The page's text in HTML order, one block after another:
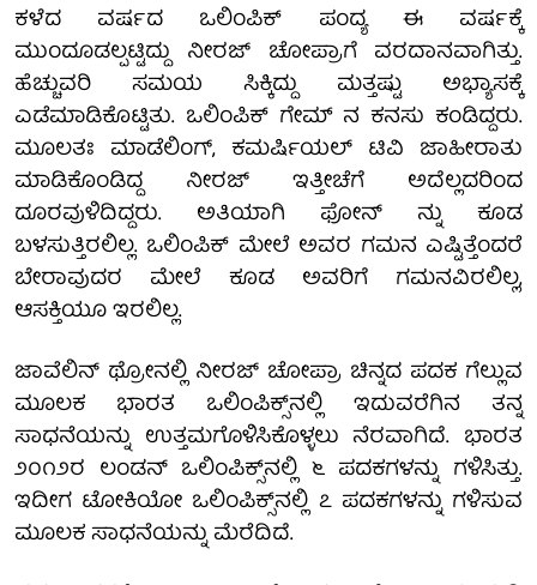
ಕಳೆದ ವರ್ಷದ ಒಲಿಂಪಿಕ್ ಪಂದ್ಯ ಈ ವರ್ಷಕ್ಕೆ
ಮುಂದೂಡಲ್ಪಟ್ಟಿದ್ದು ನೀರಜ್ ಚೋಪ್ರಾಗೆ ವರದಾನವಾಗಿತ್ತು.
ಹೆಚ್ಚುವರಿ ಸಮಯ ಸಿಕ್ಕಿದ್ದು ಮತ್ತಷ್ಟು ಅಭ್ಯಾಸಕ್ಕೆ
ಎಡೆಮಾಡಿಕೊಟ್ಟಿತು. ಒಲಿಂಪಿಕ್ ಗೇಮ್ ನ ಕನಸು ಕಂಡಿದ್ದರು.
ಮೂಲತಃ ಮಾಡೆಲಿಂಗ್, ಕಮರ್ಷಿಯಲ್ ಟಿವಿ ಜಾಹೀರಾತು
ಮಾಡಿಕೊಂಡಿದ್ದ ನೀರಜ್ ಇತ್ತೀಚೆಗೆ ಅದೆಲ್ಲದರಿಂದ
ದೂರವುಳಿದಿದ್ದರು. ಅತಿಯಾಗಿ ಫೋನ್ ನ್ನು ಕೂಡ
ಬಳಸುತ್ತಿರಲಿಲ್ಲ. ಒಲಿಂಪಿಕ್ ಮೇಲೆ ಅವರ ಗಮನ ಎಷ್ಟಿತ್ತೆಂದರೆ
ಬೇರಾವುದರ ಮೇಲೆ ಕೂಡ ಅವರಿಗೆ ಗಮನವಿರಲಿಲ್ಲ,
ಆಸಕ್ತಿಯೂ ಇರಲಿಲ್ಲ.
ಜಾವೆಲಿನ್ ಥ್ರೋನಲ್ಲಿ ನೀರಜ್ ಚೋಪ್ರಾ ಚಿನ್ನದ ಪದಕ ಗೆಲ್ಲುವ
ಮೂಲಕ ಭಾರತ ಒಲಿಂಪಿಕ್ಸ್‌ನಲ್ಲಿ ಇದುವರೆಗಿನ ತನ್ನ
ಸಾಧನೆಯನ್ನು ಉತ್ತಮಗೊಳಿಸಿಕೊಳ್ಳಲು ನೆರವಾಗಿದೆ. ಭಾರತ
೨೦೧೨ರ ಲಂಡನ್ ಒಲಿಂಪಿಕ್ಸ್‌ನಲ್ಲಿ ೬ ಪದಕಗಳನ್ನು ಗಳಿಸಿತ್ತು.
ಇದೀಗ ಟೋಕಿಯೋ ಒಲಿಂಪಿಕ್ಸ್‌ನಲ್ಲಿ ೭ ಪದಕಗಳನ್ನು ಗಳಿಸುವ
ಮೂಲಕ ಸಾಧನೆಯನ್ನು ಮೆರೆದಿದೆ.